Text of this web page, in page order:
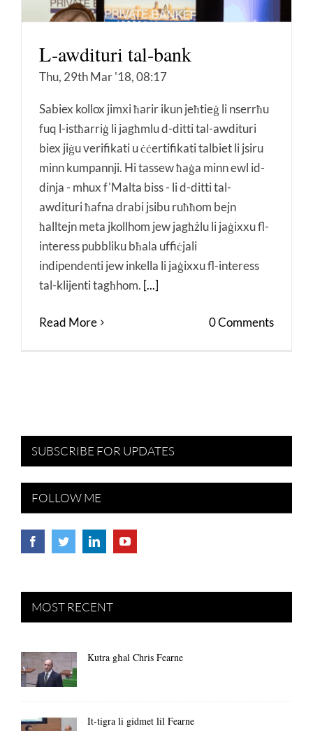
L-awdituri tal-bank
Thu, 29th Mar '18, 08:17
Sabiex kollox jimxi ħarir ikun jeħtieġ li nserrħu
fuq l-istħarriġ li jagħmlu d-ditti tal-awdituri
biex jiġu verifikati u ċċertifikati talbiet li jsiru
minn kumpannji. Hi tassew ħaġa minn ewl id-
dinja - mhux f'Malta biss - li d-ditti tal-
awdituri ħafna drabi jsibu ruħħom bejn
ħalltejn meta jkollhom jew jagħżlu li jaġixxu fl-
interess pubbliku bħala uffiċjali
indipendenti jew inkella li jaġixxu fl-interess
tal-klijenti tagħhom. [...]
Read More 0 Comments
SUBSCRIBE FOR UPDATES
FOLLOW ME
MOST RECENT
Kutra għal Chris Fearne
It-tigra li gidmet lil Fearne